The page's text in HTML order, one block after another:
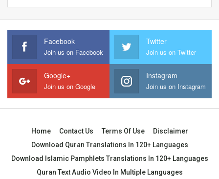
Facebook
Join us on Facebook
Twitter
Join us on Twitter
Google+
Join us on Google
Instagram
Join us on Instagram
Home Contact Us Terms Of Use
Disclaimer
Download Quran Translations In 120+ Languages
Download Islamic Pamphlets Translations In 120+ Languages
Quran Text Audio Video In Multiple Languages